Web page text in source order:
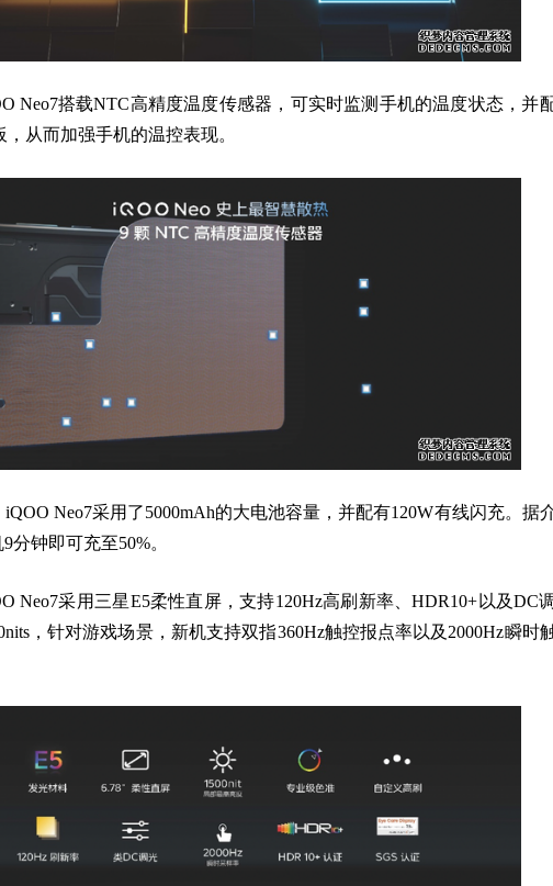
搭载NTC高精度温度传感器，可实时监测手机的温度状态，并
从而加强手机的温控表现。
Neo7采用了5000mAh的大电池容量，并配有120W有线闪充。据介
分钟即可充至50%。
采用三星E5柔性直屏，支持120Hz高刷新率、HDR10+以及DC调
，针对游戏场景，新机支持双指360Hz触控报点率以及2000Hz瞬时